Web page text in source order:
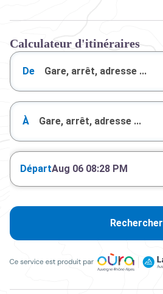
Calculateur d'itinéraires
De
À
DépartAug 06 08:28 PM
Rechercher